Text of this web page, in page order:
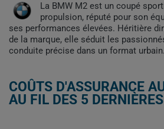
La BMW M2 est un coupé
propulsion, réputé pour son
ses performances élevées. Héritière
de la marque, elle séduit les
conduite précise dans un format urbain.
COÛTS D'ASSURANCE
AU FIL DES 5